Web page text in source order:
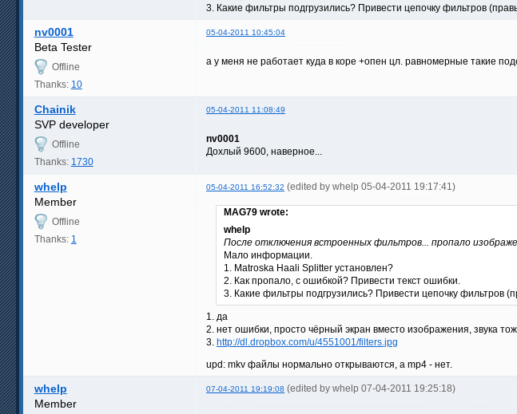
3. Какие фильтры подгрузились? Привести цепочку фильтров
nv0001 05-04-2011 10:45:04
Beta Tester
Offline
Thanks: 10
а у меня не работает куда в коре +опен цл. равномерные такие
Chainik 05-04-2011 11:08:49
SVP developer
Offline
Thanks: 1730
nv0001
Дохлый 9600, наверное...
whelp 05-04-2011 16:52:32 (edited by whelp 05-04-2011 19:17:41)
Member
Offline
Thanks: 1
MAG79 wrote:
whelp
После отключения встроенных фильтров... пропало
Мало информации.
1. Matroska Haali Splitter установлен?
2. Как пропало, с ошибкой? Привести текст ошибки.
3. Какие фильтры подгрузились? Привести цепочку фильтров
1. да
2. нет ошибки, просто чёрный экран вместо изображения, звука
3. http://dl.dropbox.com/u/4551001/filters.jpg
upd: mkv файлы нормально открываются, а mp4 - нет.
whelp 07-04-2011 19:19:08 (edited by whelp 07-04-2011 19:25:18)
Member